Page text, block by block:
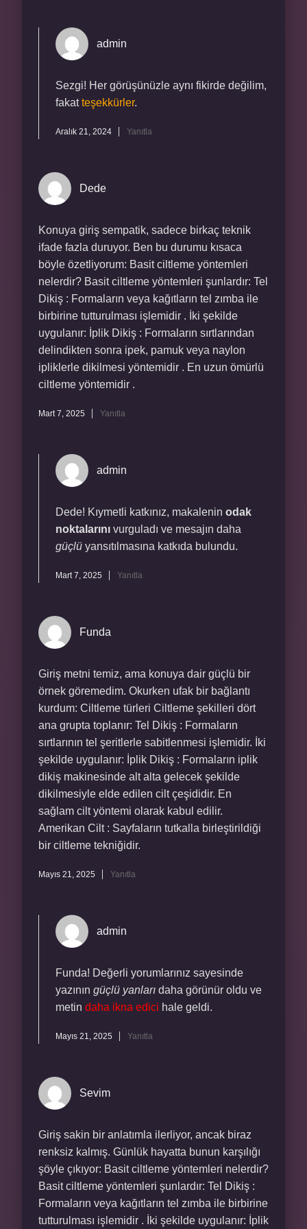
admin
Sezgi! Her görüşünüzle aynı fikirde değilim,
fakatteşekkürler.
Aralık 21, 2024 Yanıtla
Dede
Konuya giriş sempatik, sadece birkaç teknik
ifade fazla duruyor. Ben bu durumu kısaca
böyle özetliyorum: Basit ciltleme yöntemleri
nelerdir? Basit ciltleme yöntemleri şunlardır: Tel
Dikiş : Formaların veya kağıtların tel zımba ile
birbirine tutturulması işlemidir . İki şekilde
uygulanır: İplik Dikiş : Formaların sırtlarından
delindikten sonra ipek, pamuk veya naylon
ipliklerle dikilmesi yöntemidir . En uzun ömürlü
ciltleme yöntemidir .
Mart 7, 2025 Yanıtla
admin
Dede! Kıymetli katkınız, makalenin odak
noktalarını vurguladı ve mesajın daha
güçlü yansıtılmasına katkıda bulundu.
Mart 7, 2025 Yanıtla
Funda
Giriş metni temiz, ama konuya dair güçlü bir
örnek göremedim. Okurken ufak bir bağlantı
kurdum: Ciltleme türleri Ciltleme şekilleri dört
ana grupta toplanır: Tel Dikiş : Formaların
sırtlarının tel şeritlerle sabitlenmesi işlemidir. İki
şekilde uygulanır: İplik Dikiş : Formaların iplik
dikiş makinesinde alt alta gelecek şekilde
dikilmesiyle elde edilen cilt çeşididir. En
sağlam cilt yöntemi olarak kabul edilir.
Amerikan Cilt : Sayfaların tutkalla birleştirildiği
bir ciltleme tekniğidir.
Mayıs 21, 2025 Yanıtla
admin
Funda! Değerli yorumlarınız sayesinde
yazının güçlü yanları daha görünür oldu ve
metin daha ikna edici hale geldi.
Mayıs 21, 2025 Yanıtla
Sevim
Giriş sakin bir anlatımla ilerliyor, ancak biraz
renksiz kalmış. Günlük hayatta bunun karşılığı
şöyle çıkıyor: Basit ciltleme yöntemleri nelerdir?
Basit ciltleme yöntemleri şunlardır: Tel Dikiş :
Formaların veya kağıtların tel zımba ile birbirine
tutturulması işlemidir . İki şekilde uygulanır: İplik